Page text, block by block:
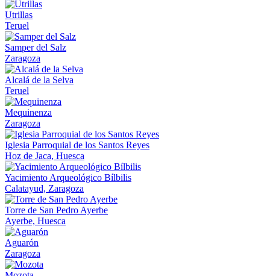
Utrillas
Teruel
Samper del Salz
Zaragoza
Alcalá de la Selva
Teruel
Mequinenza
Zaragoza
Iglesia Parroquial de los Santos Reyes
Hoz de Jaca, Huesca
Yacimiento Arqueológico Bílbilis
Calatayud, Zaragoza
Torre de San Pedro Ayerbe
Ayerbe, Huesca
Aguarón
Zaragoza